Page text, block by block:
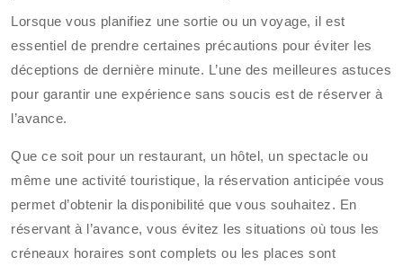
Lorsque vous planifiez une sortie ou un voyage, il est
essentiel de prendre certaines précautions pour éviter les
déceptions de dernière minute. L’une des meilleures astuces
pour garantir une expérience sans soucis est de réserver à
l’avance.
Que ce soit pour un restaurant, un hôtel, un spectacle ou
même une activité touristique, la réservation anticipée vous
permet d’obtenir la disponibilité que vous souhaitez. En
réservant à l’avance, vous évitez les situations où tous les
créneaux horaires sont complets ou les places sont